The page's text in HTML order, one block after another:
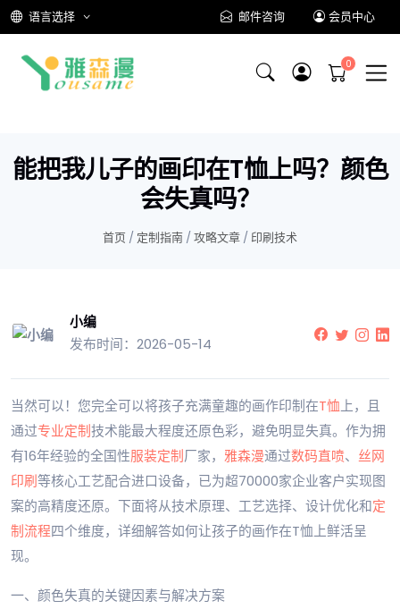
语言选择 邮件咨询 会员中心
能把我儿子的画印在T恤上吗？颜色
会失真吗？
首页 / 定制指南 / 攻略文章 / 印刷技术
小编
发布时间：2026-05-14
当然可以！您完全可以将孩子充满童趣的画作印制在T恤上，且
通过专业定制技术能最大程度还原色彩，避免明显失真。作为拥
有16年经验的全国性服装定制厂家， 雅森漫通过数码直喷、 丝网
印刷等核心工艺配合进口设备，已为超70000家企业客户实现图
案的高精度还原。下面将从技术原理、工艺选择、设计优化和定
制流程四个维度，详细解答如何让孩子的画作在T恤上鲜活呈
现。
一、颜色失真的关键因素与解决方案